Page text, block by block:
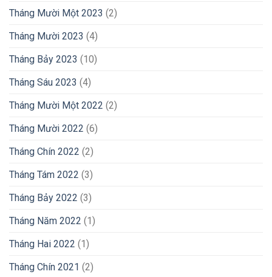
Tháng Mười Một 2023 (2)
Tháng Mười 2023 (4)
Tháng Bảy 2023 (10)
Tháng Sáu 2023 (4)
Tháng Mười Một 2022 (2)
Tháng Mười 2022 (6)
Tháng Chín 2022 (2)
Tháng Tám 2022 (3)
Tháng Bảy 2022 (3)
Tháng Năm 2022 (1)
Tháng Hai 2022 (1)
Tháng Chín 2021 (2)